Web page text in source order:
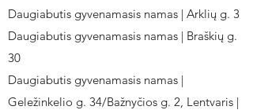
Daugiabutis gyvenamasis namas | Arklių g. 3
Daugiabutis gyvenamasis namas | Braškių g.
30
Daugiabutis gyvenamasis namas |
Geležinkelio g. 34/Bažnyčios g. 2, Lentvaris |